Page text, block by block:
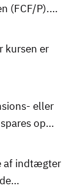
(FCF/P).…
kursen er
eller
op…
af indtægter